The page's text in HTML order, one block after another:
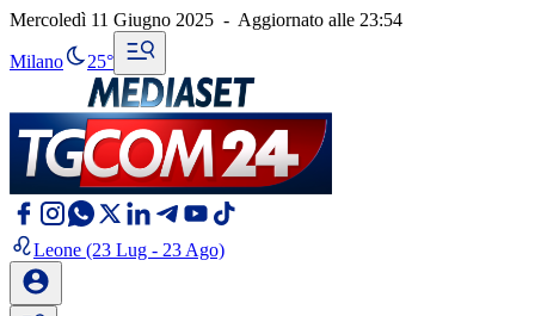
Mercoledì 11 Giugno 2025 - Aggiornato alle 23:54
Milano 25°
Leone (23 Lug - 23 Ago)